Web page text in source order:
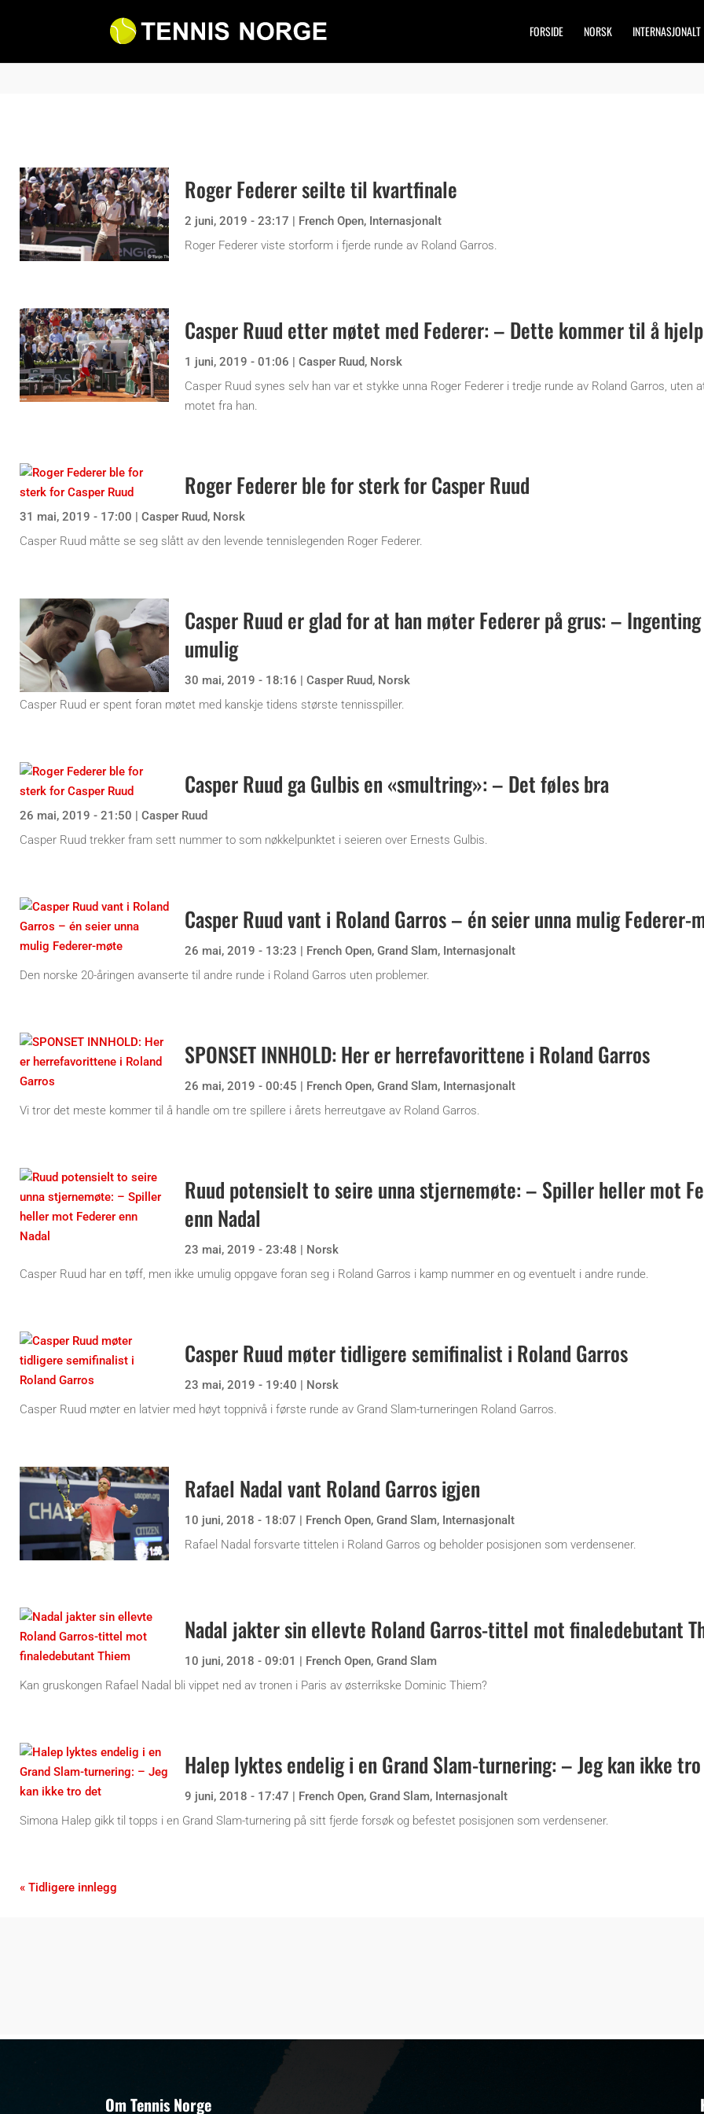
FORSIDE NORSK INTERNASJONALT
Roger Federer seilte til kvartfinale
2 juni, 2019 - 23:17 French Open, Internasjonalt
Roger Federer viste storform i fjerde runde av Roland Garros.
Casper Ruud etter møtet med Federer: – Dette kommer til å
1 juni, 2019 - 01:06 | Casper Ruud, Norsk
Casper Ruud synes selv han var et stykke unna Roger Federer i tredje runde av Roland Garros, uten
motet fra han.
Roger Federer ble for sterk for Casper Ruud
31 mai, 2019 - 17:00 | Casper Ruud, Norsk
Casper Ruud måtte se seg slått av den levende tennislegenden Roger Federer.
Casper Ruud er glad for at han møter Federer på grus: –
umulig
30 mai, 2019 - 18:16 | Casper Ruud, Norsk
Casper Ruud er spent foran møtet med kanskje tidens største tennisspiller.
Casper Ruud ga Gulbis en «smultring»: – Det føles bra
26 mai, 2019 - 21:50 | Casper Ruud
Casper Ruud trekker fram sett nummer to som nøkkelpunktet i seieren over Ernests Gulbis.
Casper Ruud vant i Roland Garros – én seier unna mulig Federer-
26 mai, 2019 - 13:23 | French Open, Grand Slam, Internasjonalt
Den norske 20-åringen avanserte til andre runde i Roland Garros uten problemer.
SPONSET INNHOLD: Her er herrefavorittene i Roland Garros
26 mai, 2019 - 00:45 | French Open, Grand Slam, Internasjonalt
Vi tror det meste kommer til å handle om tre spillere i årets herreutgave av Roland Garros.
Ruud potensielt to seire unna stjernemøte: – Spiller heller mot
enn Nadal
23 mai, 2019 - 23:48 | Norsk
Casper Ruud har en tøff, men ikke umulig oppgave foran seg i Roland Garros i kamp nummer en og eventuelt i andre runde.
Casper Ruud møter tidligere semifinalist i Roland Garros
23 mai, 2019 - 19:40 | Norsk
Casper Ruud møter en latvier med høyt toppnivå i første runde av Grand Slam-turneringen Roland Garros.
Rafael Nadal vant Roland Garros igjen
10 juni, 2018 - 18:07 | French Open, Grand Slam, Internasjonalt
Rafael Nadal forsvarte tittelen i Roland Garros og beholder posisjonen som verdensener.
Nadal jakter sin ellevte Roland Garros-tittel mot finaledebutant
10 juni, 2018 - 09:01 | French Open, Grand Slam
Kan gruskongen Rafael Nadal bli vippet ned av tronen i Paris av østerrikske Dominic Thiem?
Halep lyktes endelig i en Grand Slam-turnering: – Jeg kan ikke
9 juni, 2018 - 17:47 | French Open, Grand Slam, Internasjonalt
Simona Halep gikk til topps i en Grand Slam-turnering på sitt fjerde forsøk og befestet posisjonen som verdensener.
« Tidligere innlegg
Om Tennis Norge